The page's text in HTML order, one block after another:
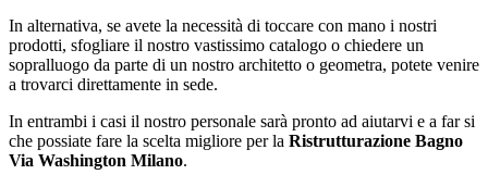
In alternativa, se avete la necessità di toccare con mano i nostri
prodotti, sfogliare il nostro vastissimo catalogo o chiedere un
sopralluogo da parte di un nostro architetto o geometra, potete venire
a trovarci direttamente in sede.
In entrambi i casi il nostro personale sarà pronto ad aiutarvi e a far si
che possiate fare la scelta migliore per la Ristrutturazione Bagno
Via Washington Milano.